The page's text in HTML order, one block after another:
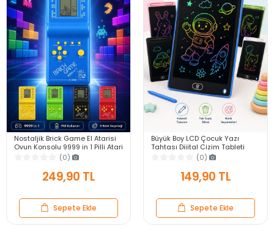
Nostaljik Brick Game El Atarisi
Oyun Konsolu 9999 in 1 Pilli Atari
Eğlenceli Çocuk Oyuncağı
(0)
249,90 TL
Sepete Ekle
Büyük Boy LCD Çocuk Yazı
Tahtası Dijital Çizim Tableti
Kalemli Silinebilir 8.5′ Oyuncak
(0)
149,90 TL
Sepete Ekle